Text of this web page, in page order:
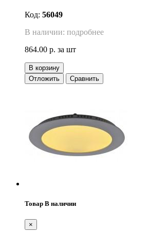
Код: 56049
В наличии: подробнее
864.00 р. за шт
В корзину
Отложить
Сравнить
Товар В наличии
×